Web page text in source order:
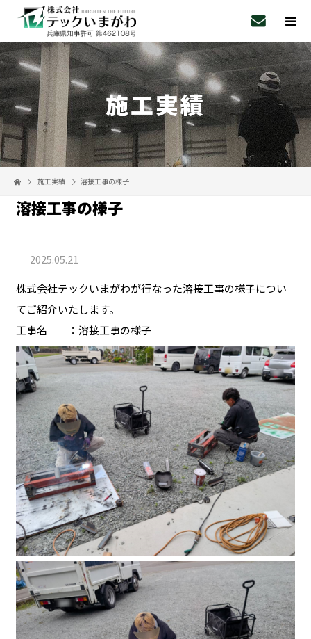
施工実績
施工実績 溶接工事の様子
溶接工事の様子
2025.05.21
株式会社テックいまがわが行なった溶接工事の様子につい
てご紹介いたします。
工事名 ：溶接工事の様子